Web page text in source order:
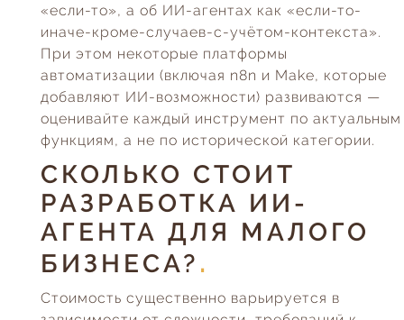
«если-то», а об ИИ-агентах как «если-то-
иначе-кроме-случаев-с-учётом-контекста».
При этом некоторые платформы
автоматизации (включая n8n и Make, которые
добавляют ИИ-возможности) развиваются —
оценивайте каждый инструмент по актуальным
функциям, а не по исторической категории.
СКОЛЬКО СТОИТ
РАЗРАБОТКА ИИ-
АГЕНТА ДЛЯ МАЛОГО
БИЗНЕСА?
Стоимость существенно варьируется в